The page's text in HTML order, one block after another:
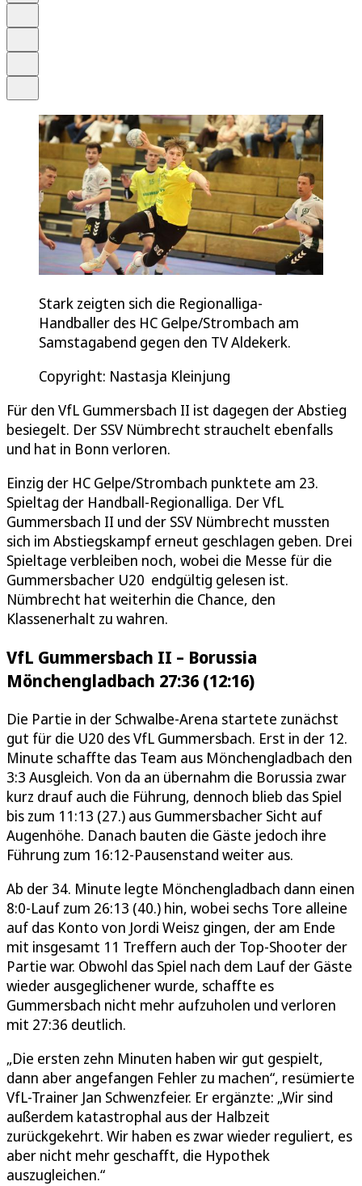
Stark zeigten sich die Regionalliga-
Handballer des HC Gelpe/Strombach am
Samstagabend gegen den TV Aldekerk.
Copyright: Nastasja Kleinjung
Für den VfL Gummersbach II ist dagegen der Abstieg
besiegelt. Der SSV Nümbrecht strauchelt ebenfalls
und hat in Bonn verloren.
Einzig der HC Gelpe/Strombach punktete am 23.
Spieltag der Handball-Regionalliga. Der VfL
Gummersbach II und der SSV Nümbrecht mussten
sich im Abstiegskampf erneut geschlagen geben. Drei
Spieltage verbleiben noch, wobei die Messe für die
Gummersbacher U20 endgültig gelesen ist.
Nümbrecht hat weiterhin die Chance, den
Klassenerhalt zu wahren.
VfL Gummersbach II – Borussia
Mönchengladbach 27:36 (12:16)
Die Partie in der Schwalbe-Arena startete zunächst
gut für die U20 des VfL Gummersbach. Erst in der 12.
Minute schaffte das Team aus Mönchengladbach den
3:3 Ausgleich. Von da an übernahm die Borussia zwar
kurz drauf auch die Führung, dennoch blieb das Spiel
bis zum 11:13 (27.) aus Gummersbacher Sicht auf
Augenhöhe. Danach bauten die Gäste jedoch ihre
Führung zum 16:12-Pausenstand weiter aus.
Ab der 34. Minute legte Mönchengladbach dann einen
8:0-Lauf zum 26:13 (40.) hin, wobei sechs Tore alleine
auf das Konto von Jordi Weisz gingen, der am Ende
mit insgesamt 11 Treffern auch der Top-Shooter der
Partie war. Obwohl das Spiel nach dem Lauf der Gäste
wieder ausgeglichener wurde, schaffte es
Gummersbach nicht mehr aufzuholen und verloren
mit 27:36 deutlich.
„Die ersten zehn Minuten haben wir gut gespielt,
dann aber angefangen Fehler zu machen“, resümierte
VfL-Trainer Jan Schwenzfeier. Er ergänzte: „Wir sind
außerdem katastrophal aus der Halbzeit
zurückgekehrt. Wir haben es zwar wieder reguliert, es
aber nicht mehr geschafft, die Hypothek
auszugleichen.“